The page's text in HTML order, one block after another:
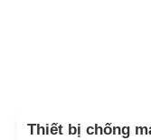
Thiết bị chống